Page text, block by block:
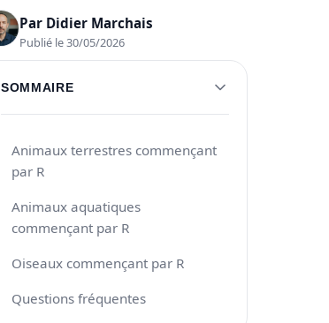
Par Didier Marchais
Publié le 30/05/2026
SOMMAIRE
Animaux terrestres commençant
par R
Animaux aquatiques
commençant par R
Oiseaux commençant par R
Questions fréquentes